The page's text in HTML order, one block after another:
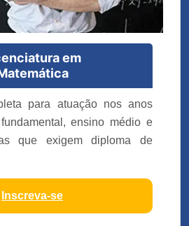
em
para atuação nos anos
ensino médio e
que exigem diploma de
Inscreva-se